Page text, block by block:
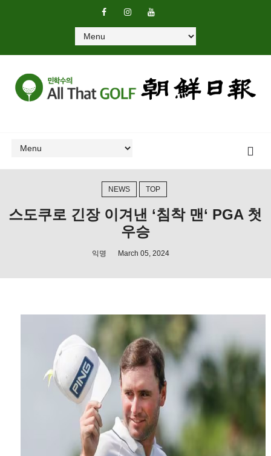
NEWS TOP
스도쿠로 긴장 이겨낸 ‘침착 맨‘ PGA 첫
우승
익명 March 05, 2024